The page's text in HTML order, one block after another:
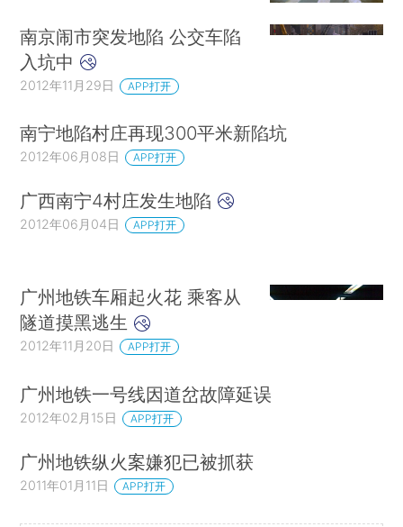
南京闹市突发地陷 公交车陷
入坑中
2012年11月29日 APP打开
南宁地陷村庄再现300平米新陷坑
2012年06月08日 APP打开
广西南宁4村庄发生地陷
2012年06月04日 APP打开
广州地铁车厢起火花 乘客从
隧道摸黑逃生
2012年11月20日 APP打开
广州地铁一号线因道岔故障延误
2012年02月15日 APP打开
广州地铁纵火案嫌犯已被抓获
2011年01月11日 APP打开